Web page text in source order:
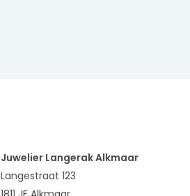
Juwelier Langerak Alkmaar
Langestraat 123